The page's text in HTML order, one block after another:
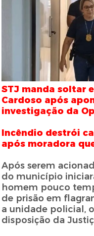
STJ manda soltar
Cardoso após
investigação da
Incêndio destrói
após moradora
Após serem
do município
homem pouco
de prisão em
a unidade policial,
disposição da